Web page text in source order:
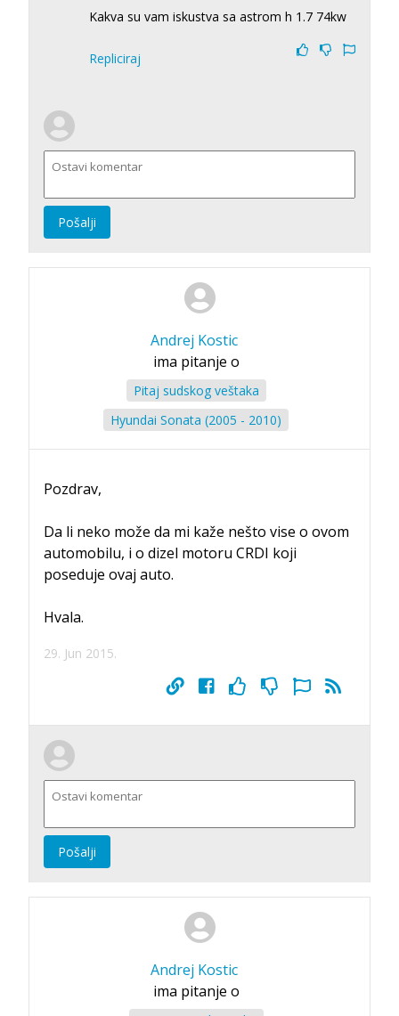
Kakva su vam iskustva sa astrom h 1.7 74kw
Repliciraj
Pošalji
Andrej Kostic
ima pitanje o
Pitaj sudskog veštaka
Hyundai Sonata (2005 - 2010)
Pozdrav,
Da li neko može da mi kaže nešto vise o ovom
automobilu, i o dizel motoru CRDI koji
poseduje ovaj auto.
Hvala.
29. Jun 2015.
Pošalji
Andrej Kostic
ima pitanje o